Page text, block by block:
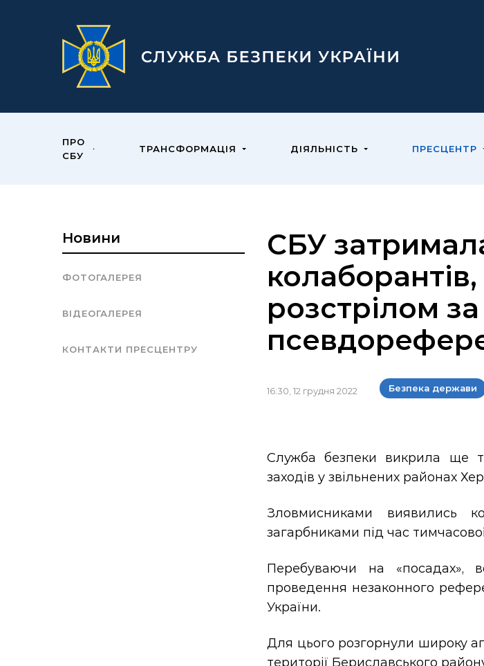
ПРО
СБУ
ТРАНСФОРМАЦІЯ ДІЯЛЬНІСТЬ ПРЕСЦЕНТР
Новини
ФОТОГАЛЕРЕЯ
ВІДЕОГАЛЕРЕЯ
КОНТАКТИ ПРЕСЦЕНТРУ
СБУ
розстрілом
16:30, 12 грудня 2022 Безпека держави
Служба безпеки викрила ще
заходів у звільнених районах
Зловмисниками виявились
загарбниками під час
Перебуваючи на «посадах»,
проведення незаконного
України.
Для цього розгорнули широку
території Бериславського